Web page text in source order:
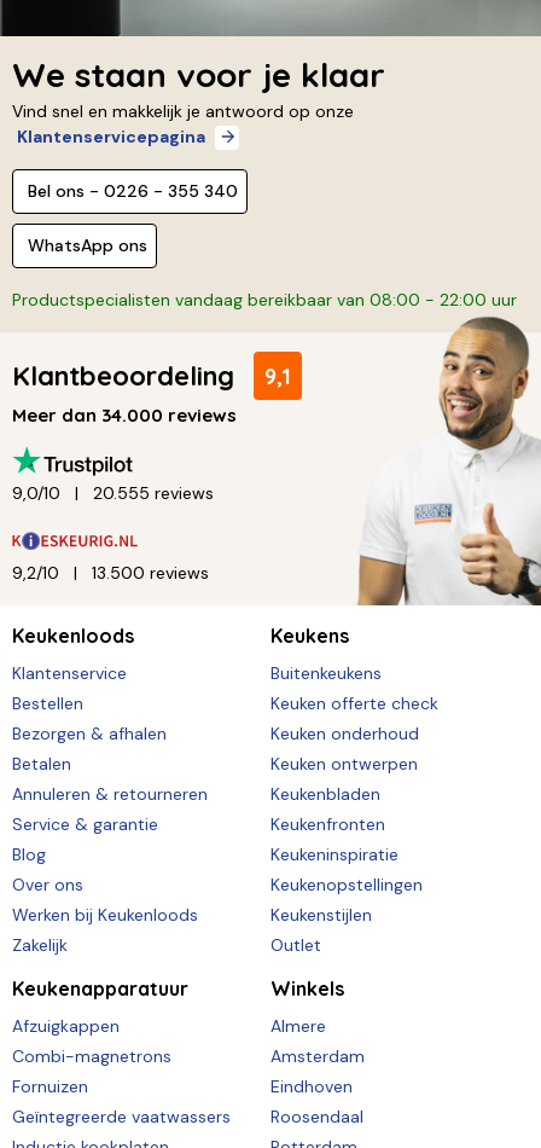
We staan voor je klaar
Vind snel en makkelijk je antwoord op onze
Klantenservicepagina
Bel ons - 0226 - 355 340
WhatsApp ons
Productspecialisten vandaag bereikbaar van 08:00 - 22:00 uur
Klantbeoordeling 9,1
Meer dan 34.000 reviews
9,0/10 20.555 reviews
9,2/10 13.500 reviews
Keukenloods
Klantenservice
Bestellen
Bezorgen & afhalen
Betalen
Annuleren & retourneren
Service & garantie
Blog
Over ons
Werken bij Keukenloods
Zakelijk
Keukens
Buitenkeukens
Keuken offerte check
Keuken onderhoud
Keuken ontwerpen
Keukenbladen
Keukenfronten
Keukeninspiratie
Keukenopstellingen
Keukenstijlen
Outlet
Keukenapparatuur
Afzuigkappen
Combi-magnetrons
Fornuizen
Geïntegreerde vaatwassers
Winkels
Almere
Amsterdam
Eindhoven
Roosendaal